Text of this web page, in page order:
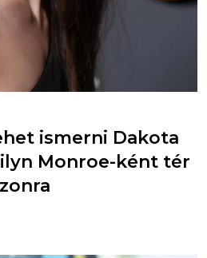
ismerni Dakota
Monroe-ként tér